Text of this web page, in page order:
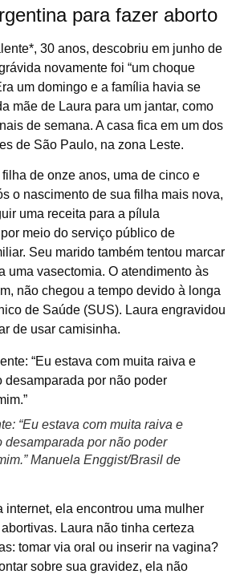
para fazer aborto
30 anos, descobriu em junho de
novamente foi “um choque
um domingo e a família havia se
mãe de Laura para um jantar, como
de semana. A casa fica em um dos
de São Paulo, na zona Leste.
filha de onze anos, uma de cinco e
o nascimento de sua filha mais nova,
uma receita para a pílula
meio do serviço público de
Seu marido também tentou marcar
uma vasectomia. O atendimento às
não chegou a tempo devido à longa
de Saúde (SUS). Laura engravidou
de usar camisinha.
“Eu estava com muita raiva e
desamparada por não poder
Manuela Enggist/Brasil de
internet, ela encontrou uma mulher
Laura não tinha certeza
tomar via oral ou inserir na vagina?
sobre sua gravidez, ela não